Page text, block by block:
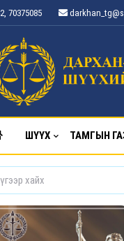
70375085
ШҮҮХ ТАМГЫН